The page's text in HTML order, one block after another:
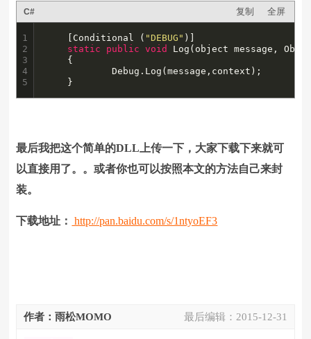
C# 复制 全屏
1
2
3
4
5
	[Conditional (
"DEBUG" )]
static
public void
Log(object message,
			Debug.Log(message,context);
	}
最后我把这个简单的DLL上传一下，大家下载下来就可
以直接用了。。或者你也可以按照本文的方法自己来封
装。
下载地址： http://pan.baidu.com/s/1ntyoEF3
最后编辑： 2015-12-31
作者：雨松MOMO